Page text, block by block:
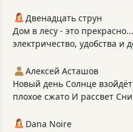
Двенадцать струн
Дом в лесу - это
электричество, удобства и
Алексей Асташов
Новый день Солнце
плохое сжато И рассвет
Dana Noire